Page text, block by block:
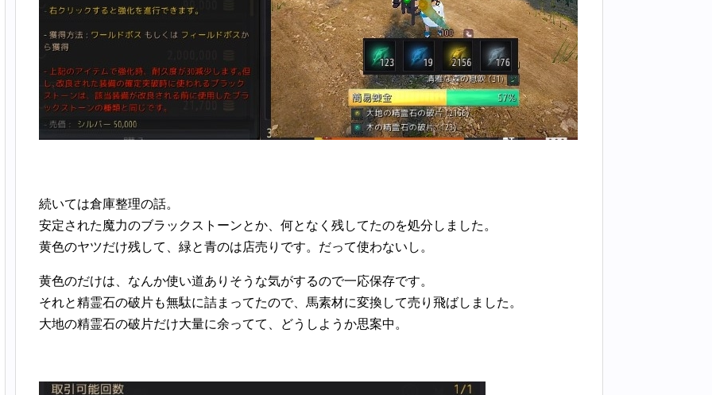
続いては倉庫整理の話。
安定された魔力のブラックストーンとか、何となく残してたのを処分しました。
黄色のヤツだけ残して、緑と青のは店売りです。だって使わないし。
黄色のだけは、なんか使い道ありそうな気がするので一応保存です。
それと精霊石の破片も無駄に詰まってたので、馬素材に変換して売り飛ばしました。
大地の精霊石の破片だけ大量に余ってて、どうしようか思案中。